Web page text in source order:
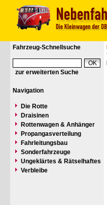
Fahrzeug-Schnellsuche
zur erweiterten Suche
Navigation
Die Rotte
Draisinen
Rottenwagen & Anhänger
Propangasverteilung
Fahrleitungsbau
Sonderfahrzeuge
Ungeklärtes & Rätselhaftes
Verbleibe